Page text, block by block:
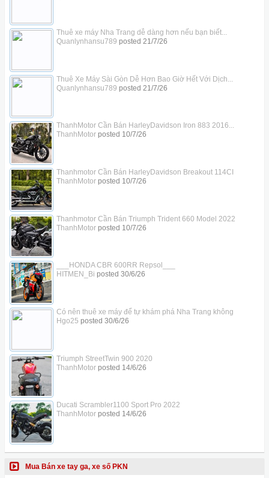
Thuê xe máy Nha Trang dễ dàng hơn nếu bạn biết...
Quanlynhansu789 posted 21/7/26
Thuê Xe Máy Sài Gòn Dễ Hơn Bao Giờ Hết Với Dịch...
Quanlynhansu789 posted 21/7/26
ThanhMotor Cần Bán HarleyDavidson Iron 883 2016...
ThanhMotorposted 10/7/26
Thanhmotor Cần Bán HarleyDavidson Breakout 114CI
ThanhMotorposted 10/7/26
Thanhmotor Cần Bán Triumph Trident 660 Model 2022
ThanhMotorposted 10/7/26
___HONDA CBR 600RR Repsol___
HITMEN_Bi posted 30/6/26
Có nên thuê xe máy để tự khám phá Nha Trang không
Hgo25 posted 30/6/26
Triumph StreetTwin 900 2020
ThanhMotorposted 14/6/26
Ducati Scrambler1100 Sport Pro 2022
ThanhMotorposted 14/6/26
Mua Bán xe tay ga, xe số PKN